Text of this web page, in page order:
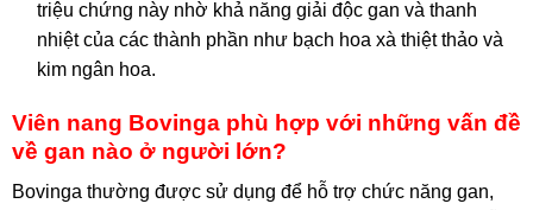
triệu chứng này nhờ khả năng giải độc gan và thanh
nhiệt của các thành phần như bạch hoa xà thiệt thảo và
kim ngân hoa.
Viên nang Bovinga phù hợp với những vấn đề
về gan nào ở người lớn?
Bovinga thường được sử dụng để hỗ trợ chức năng gan,